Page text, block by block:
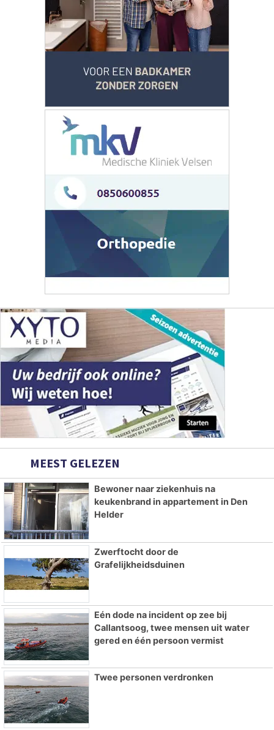
MEEST GELEZEN
Bewoner naar ziekenhuis na
keukenbrand in appartement in Den
Helder
Zwerftocht door de
Grafelijkheidsduinen
Eén dode na incident op zee bij
Callantsoog, twee mensen uit water
gered en één persoon vermist
Twee personen verdronken